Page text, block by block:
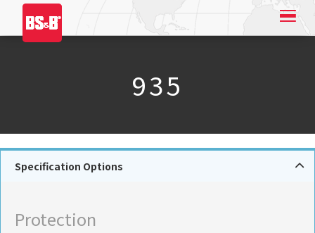
935
Specification Options
Protection